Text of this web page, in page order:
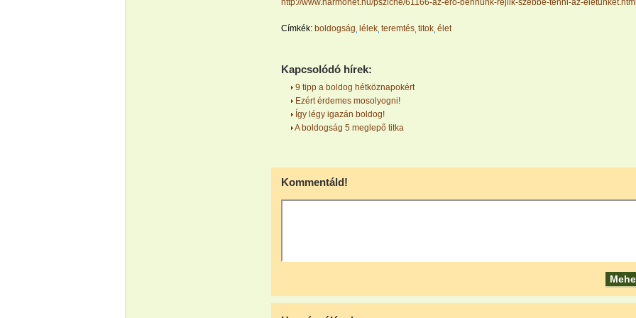
http://www.harmonet.hu/psziche/61166-az-ero-bennunk-rejlik-szebbe-tenni-az-
Címkék: boldogság lélek teremtés titok élet
Kapcsolódó hírek:
9 tipp a boldog hétköznapokért
Ezért érdemes mosolyogni!
Így légy igazán boldog!
A boldogság 5 meglepő titka
Kommentáld!